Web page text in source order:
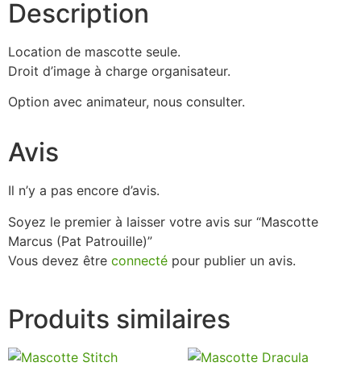
Description
Location de mascotte seule.
Droit d’image à charge organisateur.
Option avec animateur, nous consulter.
Avis
Il n’y a pas encore d’avis.
Soyez le premier à laisser votre avis sur “Mascotte
Marcus (Pat Patrouille)”
Vous devez être connecté pour publier un avis.
Produits similaires